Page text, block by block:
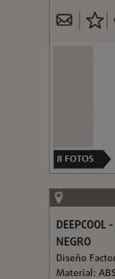
8 FOTOS
NEGRO
Diseño
Material: